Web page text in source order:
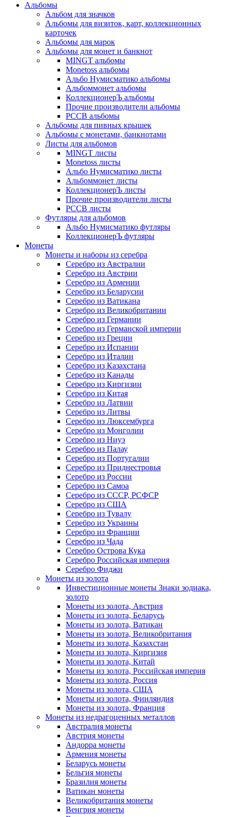
Альбомы
Альбом для значков
Альбомы для визиток, карт, коллекционных
карточек
Альбомы для марок
Альбомы для монет и банкнот
MINGT альбомы
Monetoss альбомы
Альбо Нумисматико альбомы
Альбоммонет альбомы
КоллекционерЪ альбомы
Прочие производители альбомы
РССВ альбомы
Альбомы для пивных крышек
Альбомы с монетами, банкнотами
Листы для альбомов
MINGT листы
Monetoss листы
Альбо Нумисматико листы
Альбоммонет листы
КоллекционерЪ листы
Прочие производители листы
РССВ листы
Футляры для альбомов
Альбо Нумисматико футляры
КоллекционерЪ футляры
Монеты
Монеты и наборы из серебра
Серебро из Австралии
Серебро из Австрии
Серебро из Армении
Серебро из Беларусии
Серебро из Ватикана
Серебро из Великобритании
Серебро из Германии
Серебро из Германской империи
Серебро из Греции
Серебро из Испании
Серебро из Италии
Серебро из Казахстана
Серебро из Канады
Серебро из Киргизии
Серебро из Китая
Серебро из Латвии
Серебро из Литвы
Серебро из Люксембурга
Серебро из Монголии
Серебро из Ниуэ
Серебро из Палау
Серебро из Португалии
Серебро из Приднестровья
Серебро из России
Серебро из Самоа
Серебро из СССР, РСФСР
Серебро из США
Серебро из Тувалу
Серебро из Украины
Серебро из Франции
Серебро из Чада
Серебро Острова Кука
Серебро Российская империя
Серебро Фиджи
Монеты из золота
Инвестиционные монеты Знаки зодиака,
золото
Монеты из золота, Австрия
Монеты из золота, Беларусь
Монеты из золота, Ватикан
Монеты из золота, Великобритания
Монеты из золота, Казахстан
Монеты из золота, Киргизия
Монеты из золота, Китай
Монеты из золота, Российская империя
Монеты из золота, Россия
Монеты из золота, США
Монеты из золота, Финляндия
Монеты из золота, Франция
Монеты из недрагоценных металлов
Австралия монеты
Австрия монеты
Андорра монеты
Армения монеты
Беларусь монеты
Бельгия монеты
Бразилия монеты
Ватикан монеты
Великобритания монеты
Венгрия монеты